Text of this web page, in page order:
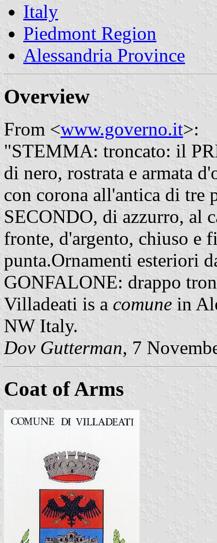
Italy
Piedmont Region
Alessandria Province
Overview
From <www.governo.it>:
"STEMMA: troncato: il
di nero, rostrata e armata
con corona all'antica di
SECONDO, di azzurro, al
fronte, d'argento, chiuso e
punta.Ornamenti esteriori
GONFALONE: drappo
Villadeati is a comune in
NW Italy.
Dov Gutterman, 7
Coat of Arms